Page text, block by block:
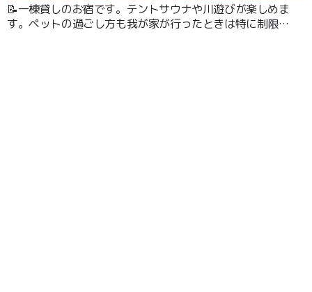
📝一棟貸しのお宿です。テントサウナや川遊びが楽しめま
す。ペットの過ごし方も我が家が行ったときは特に制限さ